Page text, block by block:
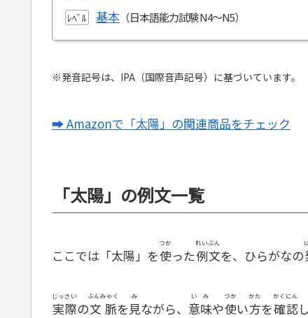
ﾚﾍﾞﾙ 基本
※発音記号は、IPA（国際音声記号）に基づいています。
➡ Amazonで「太陽」の関連商品をチェック
「太陽」の例文一覧
ここでは「太陽」を使
つか
った例文
れいぶん
を、ひらがなの
実際
じっさい
の文脈
ぶんみゃく
を 見
み
ながら、 意味
いみ
や使
つか
い方
かた
を確認
かくにん